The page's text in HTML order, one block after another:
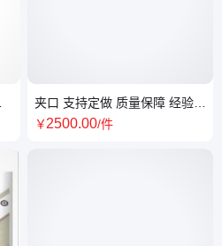
夹口 支持定做 质量保障 经验
丰富 资质齐全 夹具
￥2500.00/件